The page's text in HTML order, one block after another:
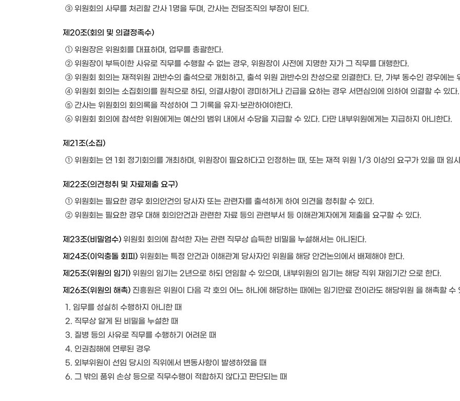
③ 위원회의 사무를 처리할 간사 1명을 두며, 간사는 전담조직의 부장이 된다.
제20조(회의 및 의결정족수)
① 위원장은 위원회를 대표하며, 업무를 총괄한다.
② 위원장이 부득이한 사유로 직무를 수행할 수 없는 경우, 위원장이 사전에 지명한 자가 그 직무를 대행한다.
③ 위원회 회의는 재적위원 과반수의 출석으로 개회하고, 출석 위원 과반수의 찬성으로 의결한다. 단, 가부 동수인 경우에는
④ 위원회 회의는 소집회의를 원칙으로 하되, 의결사항이 경미하거나 긴급을 요하는 경우 서면심의에 의하여 의결할 수 있다.
⑤ 간사는 위원회의 회의록을 작성하여 그 기록을 유지·보관하여야한다.
⑥ 위원회 회의에 참석한 위원에게는 예산의 범위 내에서 수당을 지급할 수 있다. 다만 내부위원에게는 지급하지 아니한다.
제21조(소집)
① 위원회는 연 1회 정기회의를 개최하며, 위원장이 필요하다고 인정하는 때, 또는 재적 위원 1/3 이상의 요구가 있을 때 임
제22조(의견청취 및 자료제출 요구)
① 위원회는 필요한 경우 회의안건의 당사자 또는 관련자를 출석하게 하여 의견을 청취할 수 있다.
② 위원회는 필요한 경우 대해 회의안건과 관련한 자료 등의 관련부서 등 이해관계자에게 제출을 요구할 수 있다.
제23조(비밀엄수) 위원회 회의에 참석한 자는 관련 직무상 습득한 비밀을 누설해서는 아니된다.
제24조(이익충돌 회피) 위원회는 특정 안건과 이해관계 당사자인 위원을 해당 안건논의에서 배제해야 한다.
제25조(위원의 임기) 위원의 임기는 2년으로 하되 연임할 수 있으며, 내부위원의 임기는 해당 직위 재임기간 으로 한다.
제26조(위원의 해촉) 진흥원은 위원이 다음 각 호의 어느 하나에 해당하는 때에는 임기만료 전이라도 해당위원 을 해촉할 수
1. 임무를 성실히 수행하지 아니한 때
2. 직무상 알게 된 비밀을 누설한 때
3. 질병 등의 사유로 직무를 수행하기 어려운 때
4. 인권침해에 연루된 경우
5. 외부위원이 선임 당시의 직위에서 변동사항이 발생하였을 때
6. 그 밖의 품위 손상 등으로 직무수행이 적합하지 않다고 판단되는 때